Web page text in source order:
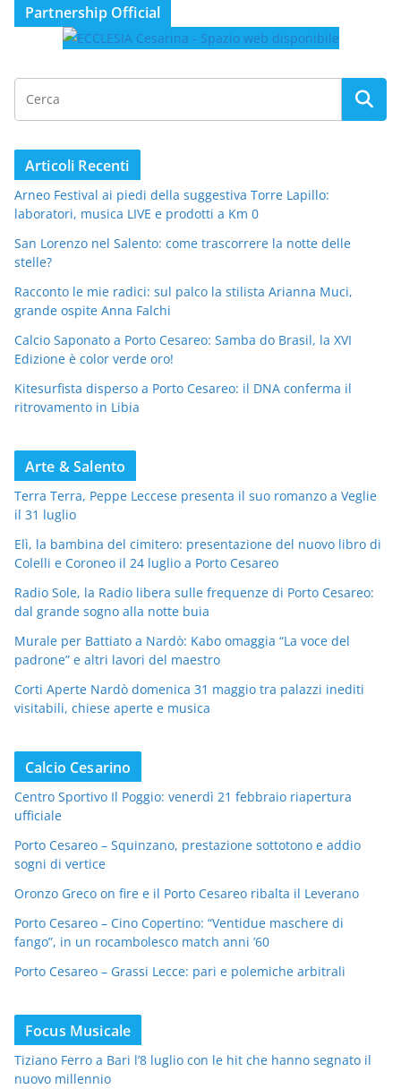
Partnership Official
Articoli Recenti
Arneo Festival ai piedi della suggestiva Torre Lapillo:
laboratori, musica LIVE e prodotti a Km 0
San Lorenzo nel Salento: come trascorrere la notte delle
stelle?
Racconto le mie radici: sul palco la stilista Arianna Muci,
grande ospite Anna Falchi
Calcio Saponato a Porto Cesareo: Samba do Brasil, la XVI
Edizione è color verde oro!
Kitesurfista disperso a Porto Cesareo: il DNA conferma il
ritrovamento in Libia
Arte & Salento
Terra Terra, Peppe Leccese presenta il suo romanzo a Veglie
il 31 luglio
Elì, la bambina del cimitero: presentazione del nuovo libro di
Colelli e Coroneo il 24 luglio a Porto Cesareo
Radio Sole, la Radio libera sulle frequenze di Porto Cesareo:
dal grande sogno alla notte buia
Murale per Battiato a Nardò: Kabo omaggia “La voce del
padrone” e altri lavori del maestro
Corti Aperte Nardò domenica 31 maggio tra palazzi inediti
visitabili, chiese aperte e musica
Calcio Cesarino
Centro Sportivo Il Poggio: venerdì 21 febbraio riapertura
ufficiale
Porto Cesareo – Squinzano, prestazione sottotono e addio
sogni di vertice
Oronzo Greco on fire e il Porto Cesareo ribalta il Leverano
Porto Cesareo – Cino Copertino: “Ventidue maschere di
fango”, in un rocambolesco match anni ’60
Porto Cesareo – Grassi Lecce: pari e polemiche arbitrali
Focus Musicale
Tiziano Ferro a Bari l’8 luglio con le hit che hanno segnato il
nuovo millennio